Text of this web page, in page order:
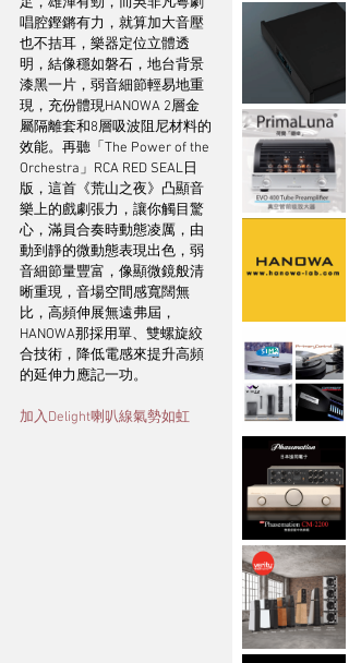
足，雄渾有勁，而吳非凡粵劇
唱腔鏗鏘有力，就算加大音壓
也不拮耳，樂器定位立體透
明，結像穩如磐石，地台背景
漆黑一片，弱音細節輕易地重
現，充份體現HANOWA 2層金
屬隔離套和8層吸波阻尼材料的
效能。再聽「The Power of the
Orchestra」RCA RED SEAL日
版，這首《荒山之夜》凸顯音
樂上的戲劇張力，讓你觸目驚
心，滿員合奏時動態凌厲，由
動到靜的微動態表現出色，弱
音細節量豐富，像顯微鏡般清
晰重現，音場空間感寬闊無
比，高頻伸展無遠弗屆，
HANOWA那採用單、雙螺旋絞
合技術，降低電感來提升高頻
的延伸力應記一功。
加入Delight喇叭線氣勢如虹